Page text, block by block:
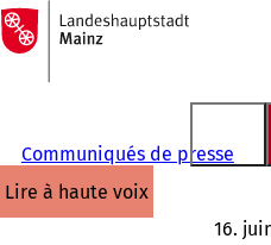
Accéder au contenu
Vers
la
page
d'accueil
Communiqués de presse
lire à haute voix
16.